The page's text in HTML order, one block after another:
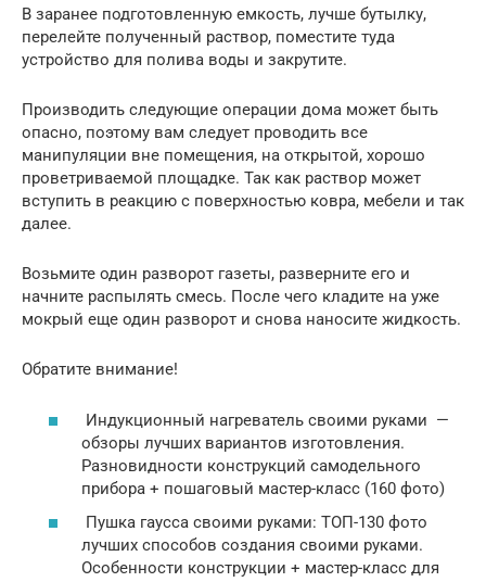
В заранее подготовленную емкость, лучше бутылку,
перелейте полученный раствор, поместите туда
устройство для полива воды и закрутите.
Производить следующие операции дома может быть
опасно, поэтому вам следует проводить все
манипуляции вне помещения, на открытой, хорошо
проветриваемой площадке. Так как раствор может
вступить в реакцию с поверхностью ковра, мебели и так
далее.
Возьмите один разворот газеты, разверните его и
начните распылять смесь. После чего кладите на уже
мокрый еще один разворот и снова наносите жидкость.
Обратите внимание!
Индукционный нагреватель своими руками ️ —
обзоры лучших вариантов изготовления.
Разновидности конструкций самодельного
прибора + пошаговый мастер-класс (160 фото)
Пушка гаусса своими руками: ТОП-130 фото
лучших способов создания своими руками.
Особенности конструкции + мастер-класс для